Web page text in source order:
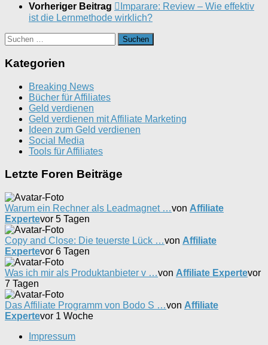
Vorheriger Beitrag
Imparare: Review – Wie effektiv
ist die Lernmethode wirklich?
Suchen
nach:
Kategorien
Breaking News
Bücher für Affiliates
Geld verdienen
Geld verdienen mit Affiliate Marketing
Ideen zum Geld verdienen
Social Media
Tools für Affiliates
Letzte Foren Beiträge
Warum ein Rechner als Leadmagnet …von Affiliate
Expertevor 5 Tagen
Copy and Close: Die teuerste Lück …von Affiliate
Expertevor 6 Tagen
Was ich mir als Produktanbieter v …von Affiliate Expertevor
7 Tagen
Das Affiliate Programm von Bodo S …von Affiliate
Expertevor 1 Woche
Impressum